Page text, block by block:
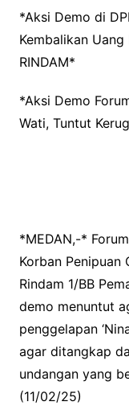
o
k
*Aksi Demo di
Kembalikan
RINDAM*
*Aksi Demo
Wati, Tuntut
*MEDAN,-*
Korban Penipuan
Rindam 1/BB
demo menuntut
penggelapan
agar ditangkap
undangan yang
(11/02/25)